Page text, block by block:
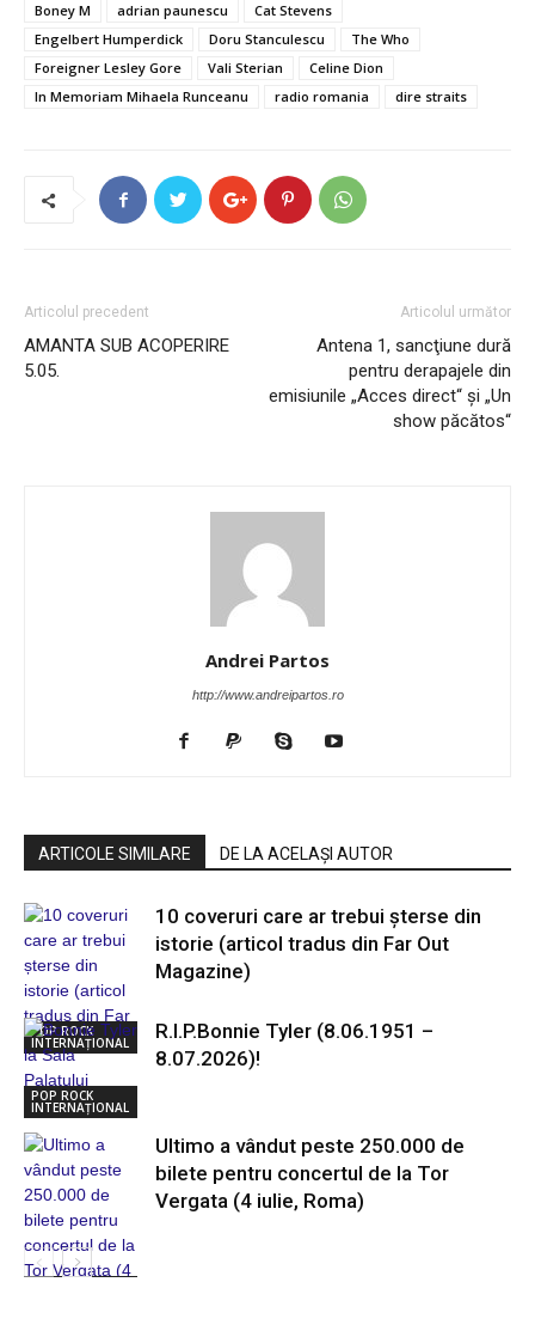
Boney M adrian paunescu
Cat Stevens
Engelbert Humperdick
Doru Stanculescu
The Who
Foreigner Lesley Gore
Vali Sterian
Celine Dion
In Memoriam Mihaela Runceanu
radio romania dire straits
Articolul precedent
AMANTA SUB ACOPERIRE
5.05.
Articolul următor
Antena 1, sancţiune dură
pentru derapajele din
emisiunile „Acces direct“ şi „Un
show păcătos“
Andrei Partos
http://www.andreipartos.ro
ARTICOLE SIMILARE DE LA ACELAȘI AUTOR
POP ROCK
INTERNAȚIONAL
10 coveruri care ar trebui șterse din
istorie (articol tradus din Far Out
Magazine)
POP ROCK
INTERNAȚIONAL
R.I.P.Bonnie Tyler (8.06.1951 –
8.07.2026)!
Ultimo a vândut peste 250.000 de
bilete pentru concertul de la Tor
Vergata (4 iulie, Roma)